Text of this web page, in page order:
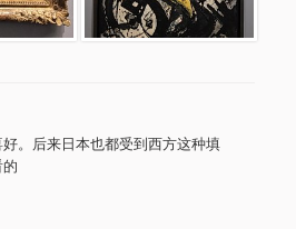
。后来日本也都受到西方这种填